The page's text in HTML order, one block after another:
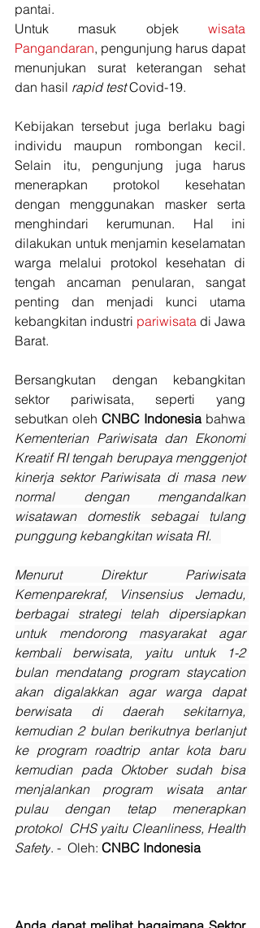
pantai.
Untuk masuk objek wisata
Pangandaran, pengunjung harus dapat
menunjukan surat keterangan sehat
dan hasil rapid test Covid-19.
Kebijakan tersebut juga berlaku bagi
individu maupun rombongan kecil.
Selain itu, pengunjung juga harus
menerapkan protokol kesehatan
dengan menggunakan masker serta
menghindari kerumunan. Hal ini
dilakukan untuk menjamin keselamatan
warga melalui protokol kesehatan di
tengah ancaman penularan, sangat
penting dan menjadi kunci utama
kebangkitan industri pariwisata di Jawa
Barat.
Bersangkutan dengan kebangkitan
sektor pariwisata, seperti yang
sebutkan oleh CNBC Indonesia
Kementerian Pariwisata dan Ekonomi
Kreatif RI tengah berupaya menggenjot
kinerja sektor Pariwisata di masa new
normal dengan mengandalkan
wisatawan domestik sebagai tulang
punggung kebangkitan wisata RI.
Menurut Direktur Pariwisata
Kemenparekraf, Vinsensius Jemadu,
berbagai strategi telah dipersiapkan
untuk mendorong masyarakat agar
kembali berwisata, yaitu untuk 1-2
bulan mendatang program staycation
akan digalakkan agar warga dapat
berwisata di daerah sekitarnya,
kemudian 2 bulan berikutnya berlanjut
ke program roadtrip antar kota baru
kemudian pada Oktober sudah bisa
menjalankan program wisata antar
pulau dengan tetap menerapkan
protokol  CHS yaitu Cleanliness, Health
Safety. -  Oleh: CNBC Indonesia